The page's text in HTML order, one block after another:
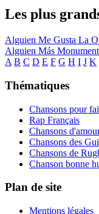
Les plus
Alguien Me Gusta La
Alguien Más
A B C D E F G H I J K
Thématiques
Chansons pour
Rap Français
Chansons
Chansons des
Chansons de
Chanson bonne
Plan de site
Mentions légales